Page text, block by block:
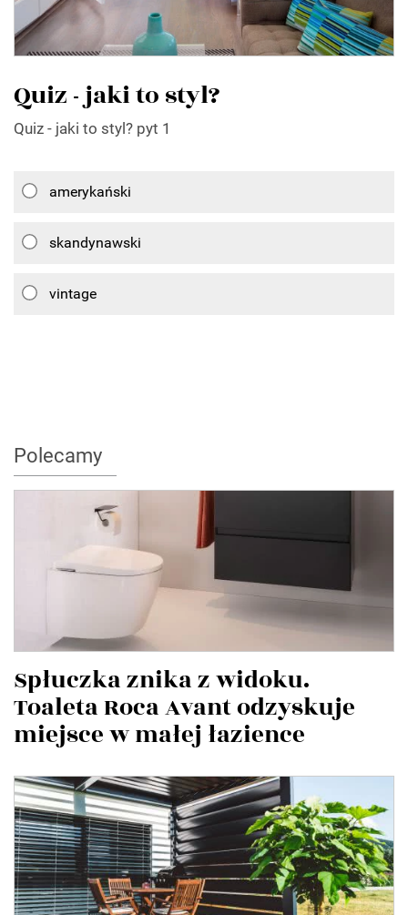
Quiz - jaki to styl?
Quiz - jaki to styl? pyt 1
amerykański
skandynawski
vintage
Polecamy
Spłuczka znika z widoku.
Toaleta Roca Avant odzyskuje
miejsce w małej łazience